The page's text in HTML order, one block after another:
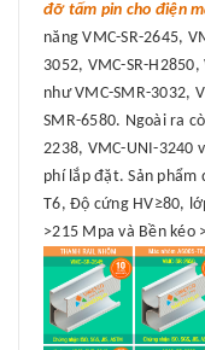
đỡ tấm pin cho điện
năng VMC-SR-2645,
3052, VMC-SR-
như VMC-SMR-3032,
SMR-6580. Ngoài ra
2238, VMC-UNI-3240
phí lắp đặt. Sản phẩm
T6, Độ cứng HV≥80,
>215 Mpa và Bền kéo